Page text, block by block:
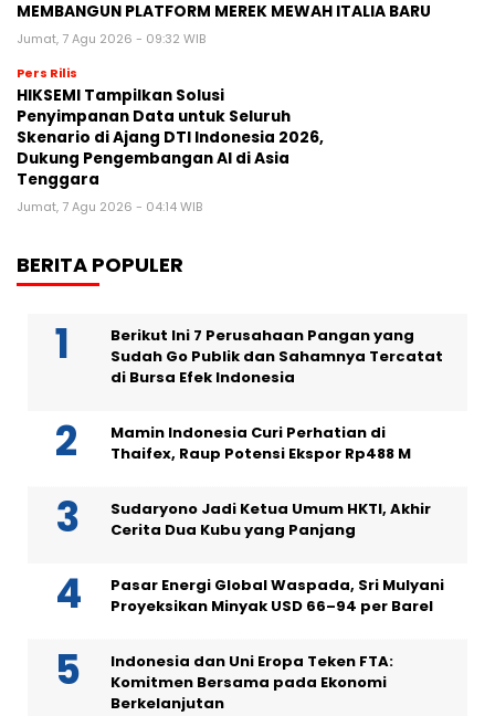
MEMBANGUN PLATFORM MEREK MEWAH ITALIA BARU
Jumat, 7 Agu 2026 - 09:32 WIB
Pers Rilis
HIKSEMI Tampilkan Solusi
Penyimpanan Data untuk Seluruh
Skenario di Ajang DTI Indonesia 2026,
Dukung Pengembangan AI di Asia
Tenggara
Jumat, 7 Agu 2026 - 04:14 WIB
BERITA POPULER
Berikut Ini 7 Perusahaan Pangan yang
Sudah Go Publik dan Sahamnya Tercatat
di Bursa Efek Indonesia
Mamin Indonesia Curi Perhatian di
Thaifex, Raup Potensi Ekspor Rp488 M
Sudaryono Jadi Ketua Umum HKTI, Akhir
Cerita Dua Kubu yang Panjang
Pasar Energi Global Waspada, Sri Mulyani
Proyeksikan Minyak USD 66–94 per Barel
Indonesia dan Uni Eropa Teken FTA:
Komitmen Bersama pada Ekonomi
Berkelanjutan